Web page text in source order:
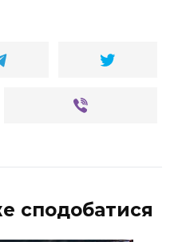
сподобатися